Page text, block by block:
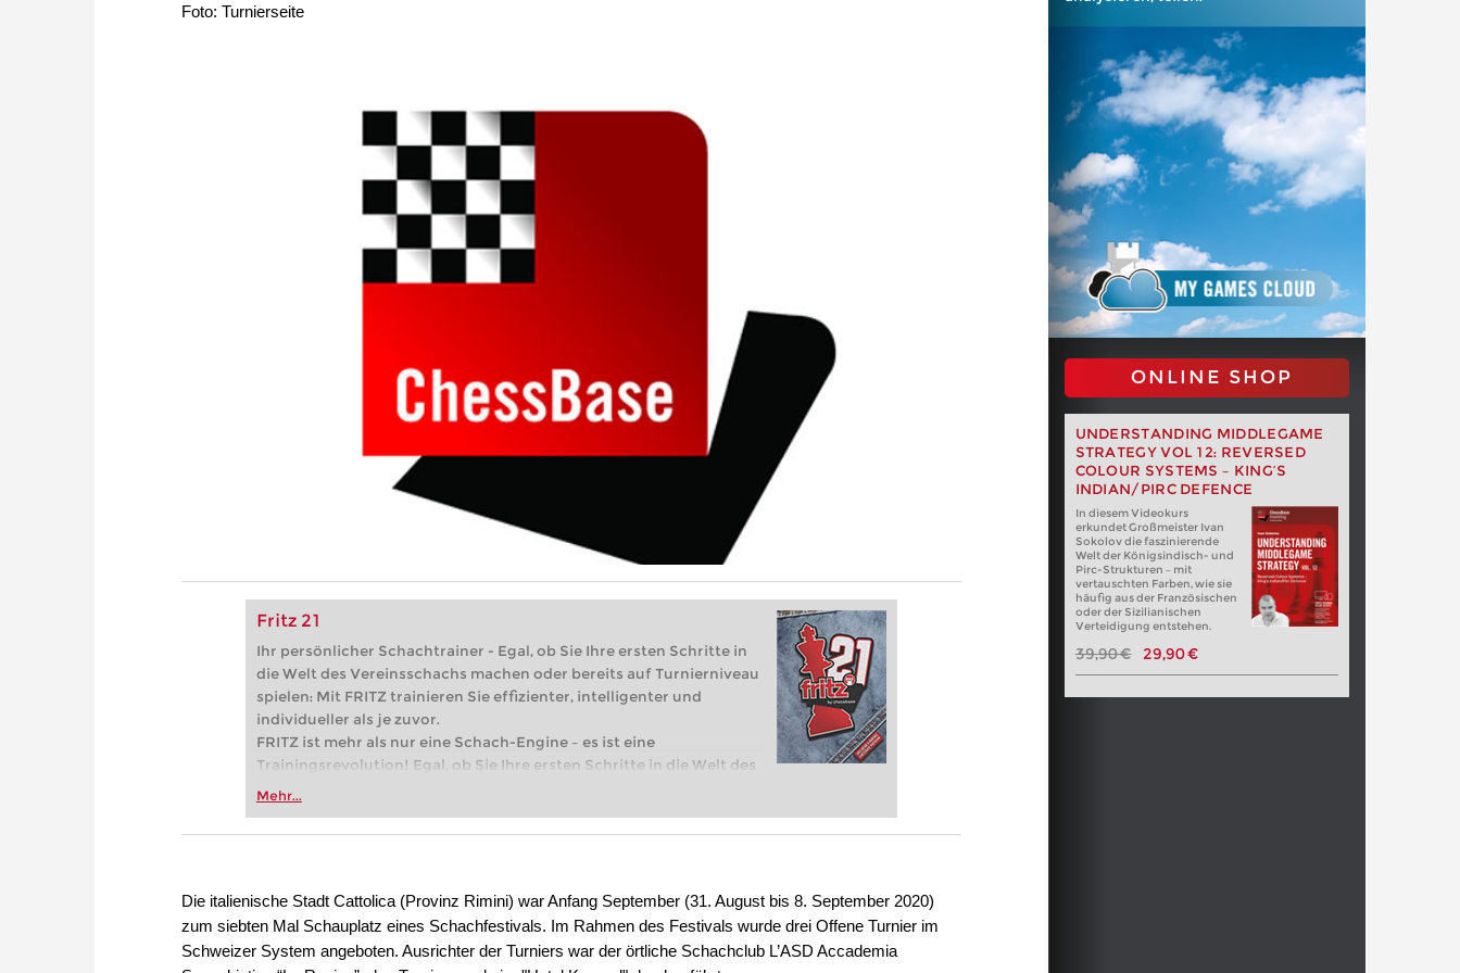
Foto: Turnierseite
Fritz 21
Ihr persönlicher Schachtrainer - Egal, ob Sie Ihre ersten Schritte in
die Welt des Vereinsschachs machen oder bereits auf Turnierniveau
spielen: Mit FRITZ trainieren Sie effizienter, intelligenter und
individueller als je zuvor.
FRITZ ist mehr als nur eine Schach-Engine – es ist eine
Trainingsrevolution! Egal, ob Sie Ihre ersten Schritte in die Welt des
Vereinsschachs machen oder bereits auf Turnierniveau spielen: Mit
zuvor.
Mehr...
ONLINE SHOP
UNDERSTANDING MIDDLEGAME
STRATEGY VOL 12: REVERSED
COLOUR SYSTEMS – KING’S
INDIAN/PIRC DEFENCE
In diesem Videokurs
erkundet Großmeister Ivan
Sokolov die faszinierende
Welt der Königsindisch- und
Pirc-Strukturen – mit
vertauschten Farben, wie sie
häufig aus der Französischen
oder der Sizilianischen
Verteidigung entstehen.
39,90 € 29,90 €
Die italienische Stadt Cattolica (Provinz Rimini) war Anfang September (31. August bis 8. September 2020)
zum siebten Mal Schauplatz eines Schachfestivals. Im Rahmen des Festivals wurde drei Offene Turnier im
Schweizer System angeboten. Ausrichter der Turniers war der örtliche Schachclub L’ASD Accademia